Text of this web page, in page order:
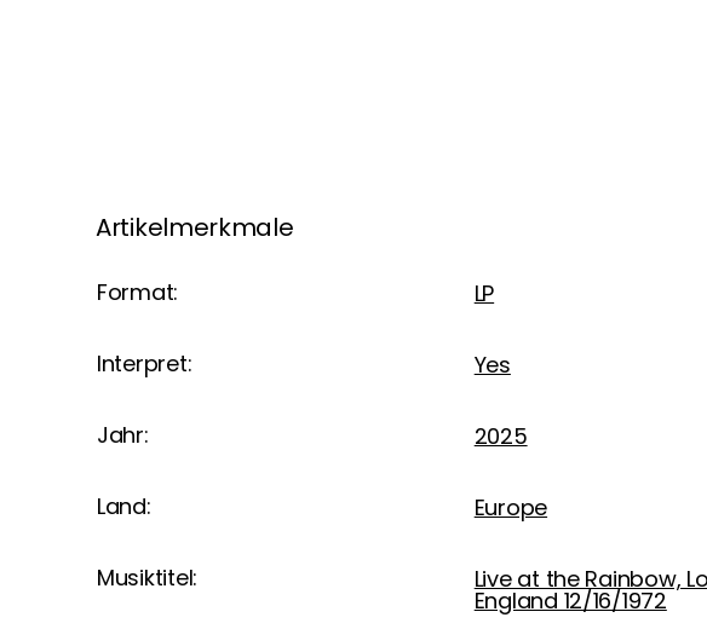
Artikelmerkmale
Format: LP
Interpret: Yes
Jahr: 2025
Land: Europe
Musiktitel: Live at the Rainbow,
England 12/16/1972